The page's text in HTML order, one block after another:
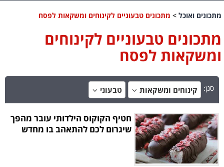
מתכונים ואוכל > מתכונים טבעוניים לקינוחים ומשקאות לפסח
מתכונים טבעוניים לקינוחים
ומשקאות לפסח
סנן: קינוחים ומשקאות טבעוני
חטיף הקוקוס הילדותי עובר מהפך
שיגרום לכם להתאהב בו מחדש